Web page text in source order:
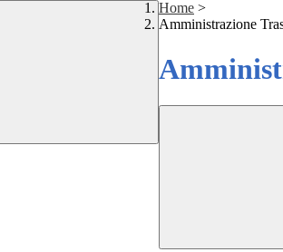
Home >
Amministrazione